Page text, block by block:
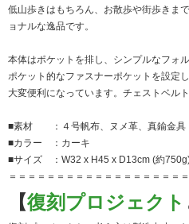
低山歩きはもちろん、お散歩や街歩きま
ョナルな逸品です。
本体はポケットを排し、シンプルなフォ
ポケット的なファスナーポケットを設定
大変便利になっています。チェストベルト
■素材 ：４号帆布、ヌメ革、真鍮金具
■カラー ：カーキ
■サイズ ：W32 x H45 x D13cm (約
＝＝＝＝＝＝＝＝＝＝＝＝＝＝＝＝＝＝
【復刻プロジェクト